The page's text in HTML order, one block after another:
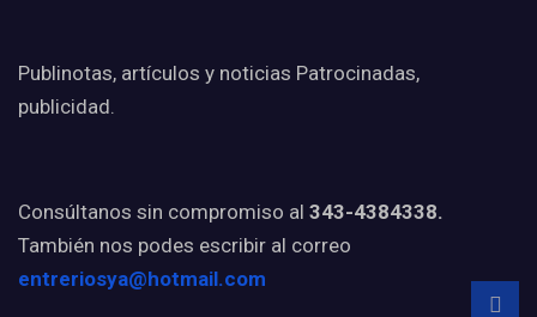
Publinotas, artículos y noticias Patrocinadas,
publicidad.
Consúltanos sin compromiso al 343-4384338.
También nos podes escribir al correo
entreriosya@hotmail.com